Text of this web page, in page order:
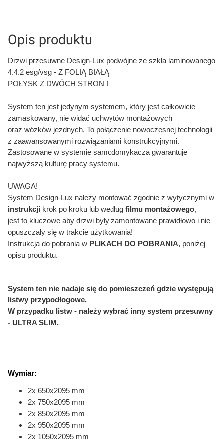
Opis produktu
Drzwi przesuwne Design-Lux podwójne ze szkła laminowanego
4.4.2 esg/vsg - Z FOLIĄ BIAŁĄ
POŁYSK Z DWÓCH STRON !
System ten jest jedynym systemem, który jest całkowicie
zamaskowany, nie widać uchwytów montażowych
oraz wózków jezdnych. To połączenie nowoczesnej technologii
z zaawansowanymi rozwiązaniami konstrukcyjnymi.
Zastosowane w systemie samodomykacza gwarantuje
najwyższą kulturę pracy systemu.
UWAGA!
System Design-Lux należy montować zgodnie z wytycznymi w
instrukcji krok po kroku lub według filmu montażowego,
jest to kluczowe aby drzwi były zamontowane prawidłowo i nie
opuszczały się w trakcie użytkowania!
Instrukcja do pobrania w PLIKACH DO POBRANIA, poniżej
opisu produktu.
System ten nie nadaje się do pomieszczeń gdzie występują
listwy przypodłogowe,
W przypadku listw - należy wybrać inny system przesuwny
- ULTRA SLIM.
Wymiar:
2x 650x2095 mm
2x 750x2095 mm
2x 850x2095 mm
2x 950x2095 mm
2x 1050x2095 mm